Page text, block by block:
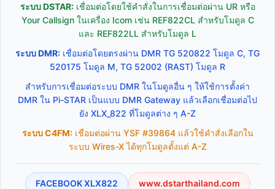
ระบบ DSTAR:เชื่อมต่อโดยใช้คำสั่งในการเชื่อมต่อผ่าน UR หรือ
Your Callsign ในเครื่อง Icom เช่น REF822CL สำหรับโมดูล C
และ REF822LL สำหรับโมดูล L
ระบบ DMR: เชื่อมต่อโดยตรงผ่าน DMR TG 520822 โมดูล C, TG
520175 โมดูล M, TG 52002 (RAST) โมดูล R
สำหรับการเชื่อมต่อระบบ DMR ในโมดูลอื่น ๆ ให้ใช้การตั้งค่า
DMR ใน Pi-STAR เป็นแบบ DMR Gateway แล้วเลือกเชื่อมต่อไป
ยัง XLX_822 ที่โมดูลต่าง ๆ A-Z
ระบบ C4FM:เชื่อมต่อผ่าน YSF #39864 แล้วใช้คำสั่งเลือกใน
ระบบ Wires-X ได้ทุกโมดูลตั้งแต่ A-Z
FACEBOOK XLX822 www.dstarthailand.com